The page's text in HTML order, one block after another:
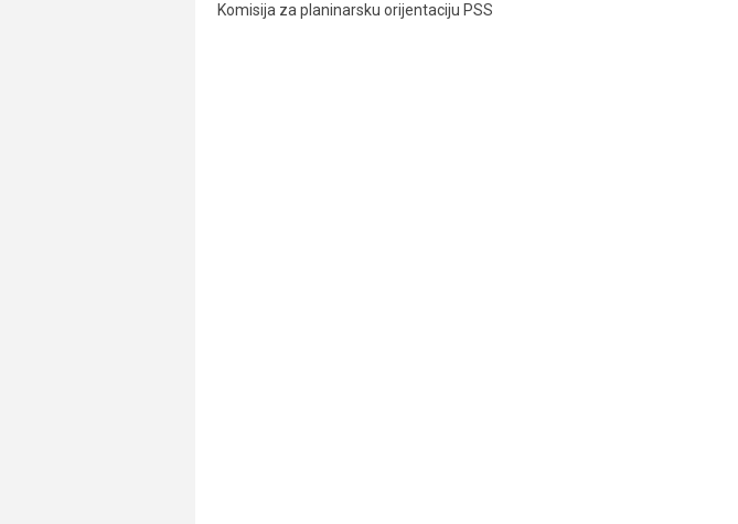
Komisija za planinarsku orijentaciju PSS